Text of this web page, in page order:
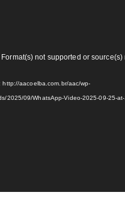
not supported or source(s)
http://aacoelba.com.br/aac/wp-
2025/09/WhatsApp-Video-2025-09-25-